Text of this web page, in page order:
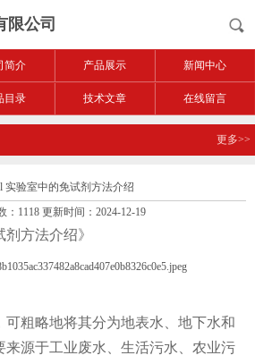
限公司
简介 产品展示 新闻中心
目录 技术文章 在线留言
更多>>
实验室中的免试剂方法介绍
：1118 更新时间：2024-12-19
剂方法介绍》
可粗略地将其分为地表水、地下水和
来源于工业废水、生活污水、农业污